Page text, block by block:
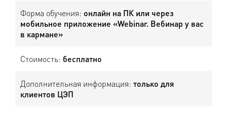
Форма обучения: онлайн на ПК или через
мобильное приложение «Webinar. Вебинар у вас
в кармане»
Стоимость: бесплатно
Дополнительная информация: только для
клиентов ЦЭП